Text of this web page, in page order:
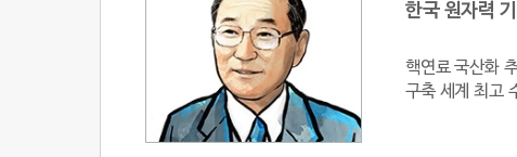
한국 원자력
핵연료 국산화
구축 세계 최고